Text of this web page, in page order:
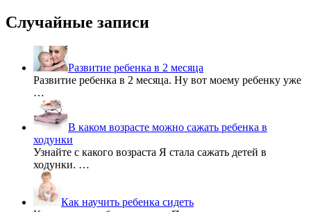
Случайные записи
Развитие ребенка в 2 месяца
Развитие ребенка в 2 месяца. Ну вот моему ребенку уже
…
В каком возрасте можно сажать ребенка в
ходунки
Узнайте с какого возраста Я стала сажать детей в
ходунки. …
Как научить ребенка сидеть